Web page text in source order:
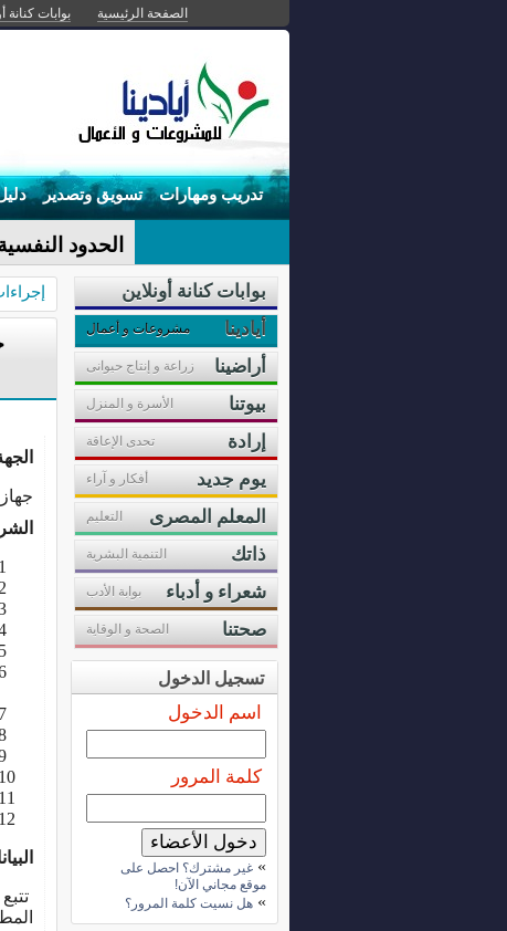
الصفحة الرئيسية بوابات كنانة
تدريب ومهارات تسويق وتصدير
الحدود
بوابات كنانة أونلاين
أيادينا
مشروعات و أعمال
أراضينا زراعة و إنتاج حيوانى
بيوتنا الأسرة و المنزل
إرادة تحدى الإعاقة
يوم جديد أفكار و آراء
المعلم المصرى التعليم
ذاتك التنمية البشرية
شعراء و أدباء بوابة الأدب
صحتنا الصحة و الوقاية
تسجيل الدخول
اسم الدخول
كلمة المرور
» غير مشترك؟ احصل على
موقع مجاني الآن!
» هل نسيت كلمة المرور؟